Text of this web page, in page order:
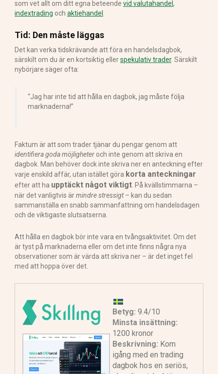
som vet allt om ditt egna beteende vid valutahandel ,
indextrading och aktiehandel
Tid: Den måste läggas
Det kan verka tidskrävande att föra en handelsdagbok,
särskilt om du är en kortsiktig ellerspekulativ trader. Särskilt
nybörjare säger ofta:
“Jag har inte tid att hålla en dagbok, jag måste följa
marknaderna!”
Faktum är att som trader tjänar du pengar genom att
identifiera goda möjligheter och inte genom att skriva en
dagbok. Man behöver dock inte skriva ner en anteckning efter
varje enskild affär, utan istället göra korta anteckningar
efter att ha upptäckt något viktigt . På kvällstimmarna –
när det vanligtvis ärmindre stressigt– kan du sedan
sammanställa en snabb sammanfattning om handelsdagen
och de viktigaste slutsatserna.
Att hålla en dagbok bör inte vara en tvångsaktivitet. Om det
är tyst på marknaderna eller om det inte finns några nya
observationer som är värda att skriva ner – är det inget fel
med att hoppa över det.
Betyg: 9.4/10
Minsta insättning:
1200 kronor
Beskrivning: Kom
igång med en trading
dagbok hos en seriös,